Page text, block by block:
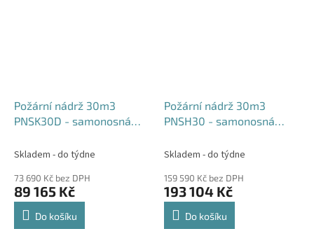
Požární nádrž 30m3
PNSK30D - samonosná
Skladem - do týdne
73 690 Kč bez DPH
89 165 Kč
Do košíku
Požární nádrž 30m3
PNSH30 - samonosná
Skladem - do týdne
159 590 Kč bez DPH
193 104 Kč
Do košíku